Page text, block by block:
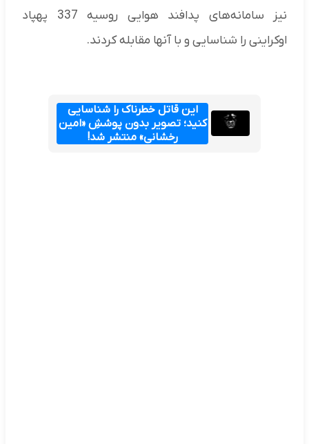
نیز سامانه‌های پدافند هوایی روسیه 337 پهپاد
اوکراینی را شناسایی و با آنها مقابله کردند.
این قاتل خطرناک را شناسایی
کنید؛ تصویر بدون پوششِ «امین
رخشانی» منتشر شد!